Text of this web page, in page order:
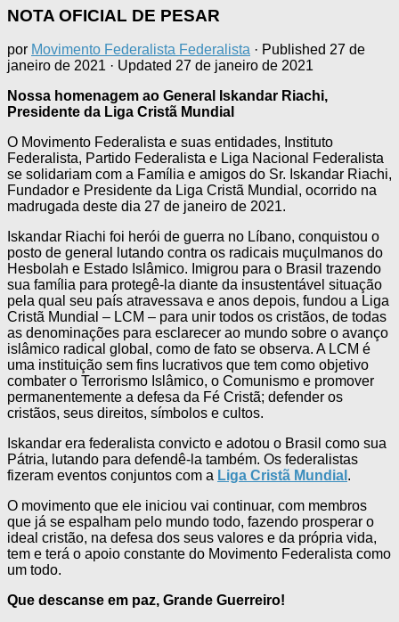
NOTA OFICIAL DE PESAR
por Movimento Federalista Federalista · Published 27 de
janeiro de 2021 · Updated 27 de janeiro de 2021
Nossa homenagem ao General Iskandar Riachi,
Presidente da Liga Cristã Mundial
O Movimento Federalista e suas entidades, Instituto
Federalista, Partido Federalista e Liga Nacional Federalista
se solidariam com a Família e amigos do Sr. Iskandar Riachi,
Fundador e Presidente da Liga Cristã Mundial, ocorrido na
madrugada deste dia 27 de janeiro de 2021.
Iskandar Riachi foi herói de guerra no Líbano, conquistou o
posto de general lutando contra os radicais muçulmanos do
Hesbolah e Estado Islâmico. Imigrou para o Brasil trazendo
sua família para protegê-la diante da insustentável situação
pela qual seu país atravessava e anos depois, fundou a Liga
Cristã Mundial – LCM – para unir todos os cristãos, de todas
as denominações para esclarecer ao mundo sobre o avanço
islâmico radical global, como de fato se observa. A LCM é
uma instituição sem fins lucrativos que tem como objetivo
combater o Terrorismo Islâmico, o Comunismo e promover
permanentemente a defesa da Fé Cristã; defender os
cristãos, seus direitos, símbolos e cultos.
Iskandar era federalista convicto e adotou o Brasil como sua
Pátria, lutando para defendê-la também. Os federalistas
fizeram eventos conjuntos com a Liga Cristã Mundial .
O movimento que ele iniciou vai continuar, com membros
que já se espalham pelo mundo todo, fazendo prosperar o
ideal cristão, na defesa dos seus valores e da própria vida,
tem e terá o apoio constante do Movimento Federalista como
um todo.
Que descanse em paz, Grande Guerreiro!